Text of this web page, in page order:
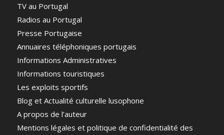
TV au Portugal
Radios au Portugal
Presse Portugaise
Annuaires téléphoniques portugais
Informations Administratives
Informations touristiques
Les exploits sportifs
Blog et Actualité culturelle lusophone
A propos de l’auteur
Mentions légales et politique de confidentialité des